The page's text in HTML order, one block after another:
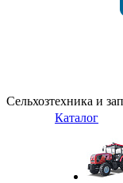
Сельхозтехника и
Каталог